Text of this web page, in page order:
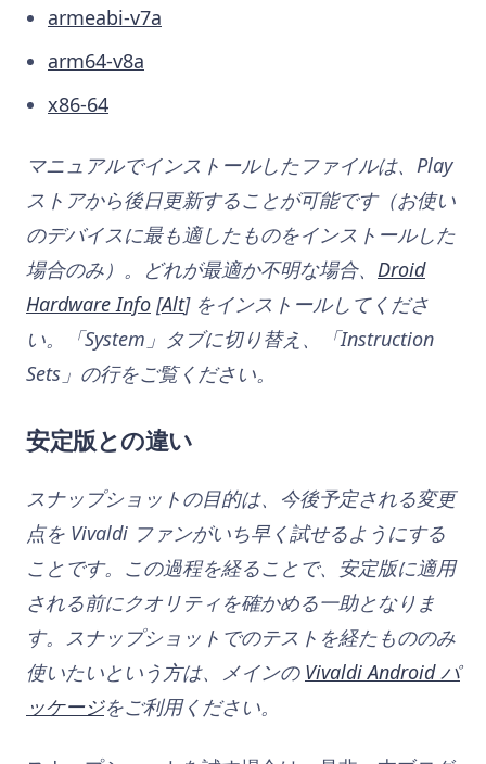
armeabi-v7a
arm64-v8a
x86-64
マニュアルでインストールしたファイルは、Play
ストアから後日更新することが可能です（お使い
のデバイスに最も適したものをインストールした
場合のみ）。どれが最適か不明な場合、 Droid
Hardware Info [Alt] をインストールしてくださ
い。「System」タブに切り替え、「Instruction
Sets」の行をご覧ください。
安定版との違い
スナップショットの目的は、今後予定される変更
点を Vivaldi ファンがいち早く試せるようにする
ことです。この過程を経ることで、安定版に適用
される前にクオリティを確かめる一助となりま
す。スナップショットでのテストを経たもののみ
使いたいという方は、メインの Vivaldi Android パ
ッケージをご利用ください。